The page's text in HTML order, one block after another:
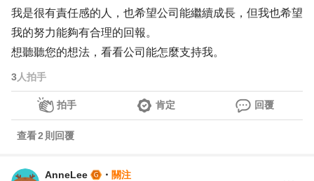
我是很有責任感的人，也希望公司能繼續成長，但我也希望
我的努力能夠有合理的回報。
想聽聽您的想法，看看公司能怎麼支持我。
3人拍手
拍手 肯定 回覆
查看2 則回覆
AnneLee ・ 關注